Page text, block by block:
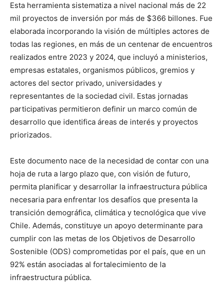
Esta herramienta sistematiza a nivel nacional más de 22
mil proyectos de inversión por más de $366 billones. Fue
elaborada incorporando la visión de múltiples actores de
todas las regiones, en más de un centenar de encuentros
realizados entre 2023 y 2024, que incluyó a ministerios,
empresas estatales, organismos públicos, gremios y
actores del sector privado, universidades y
representantes de la sociedad civil. Estas jornadas
participativas permitieron definir un marco común de
desarrollo que identifica áreas de interés y proyectos
priorizados.
Este documento nace de la necesidad de contar con una
hoja de ruta a largo plazo que, con visión de futuro,
permita planificar y desarrollar la infraestructura pública
necesaria para enfrentar los desafíos que presenta la
transición demográfica, climática y tecnológica que vive
Chile. Además, constituye un apoyo determinante para
cumplir con las metas de los Objetivos de Desarrollo
Sostenible (ODS) comprometidas por el país, que en un
92% están asociadas al fortalecimiento de la
infraestructura pública.